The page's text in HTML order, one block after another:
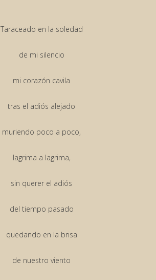
Taraceado en la soledad
de mi silencio
mi corazón cavila
tras el adiós alejado
muriendo poco a poco,
lagrima a lagrima,
sin querer el adiós
del tiempo pasado
quedando en la brisa
de nuestro viento